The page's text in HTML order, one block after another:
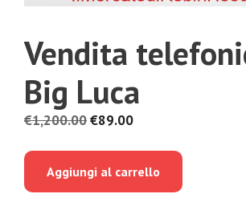
Vendita
Big Luca
€1,200.00Il
era:
€89.00Il
è:
Aggiungi al carrello